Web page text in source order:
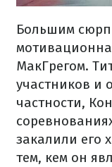
Большим
МакГрегом.
участников и
частности,
закалили его
тем, кем он